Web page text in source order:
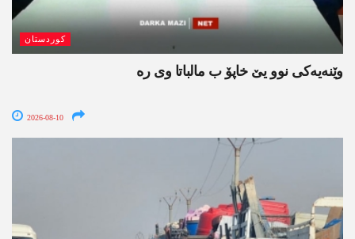
کوردستان
وێنه‌یه‌كی نوو یێ خاپۆ ب مالباتا وی ره‌
2026-08-10